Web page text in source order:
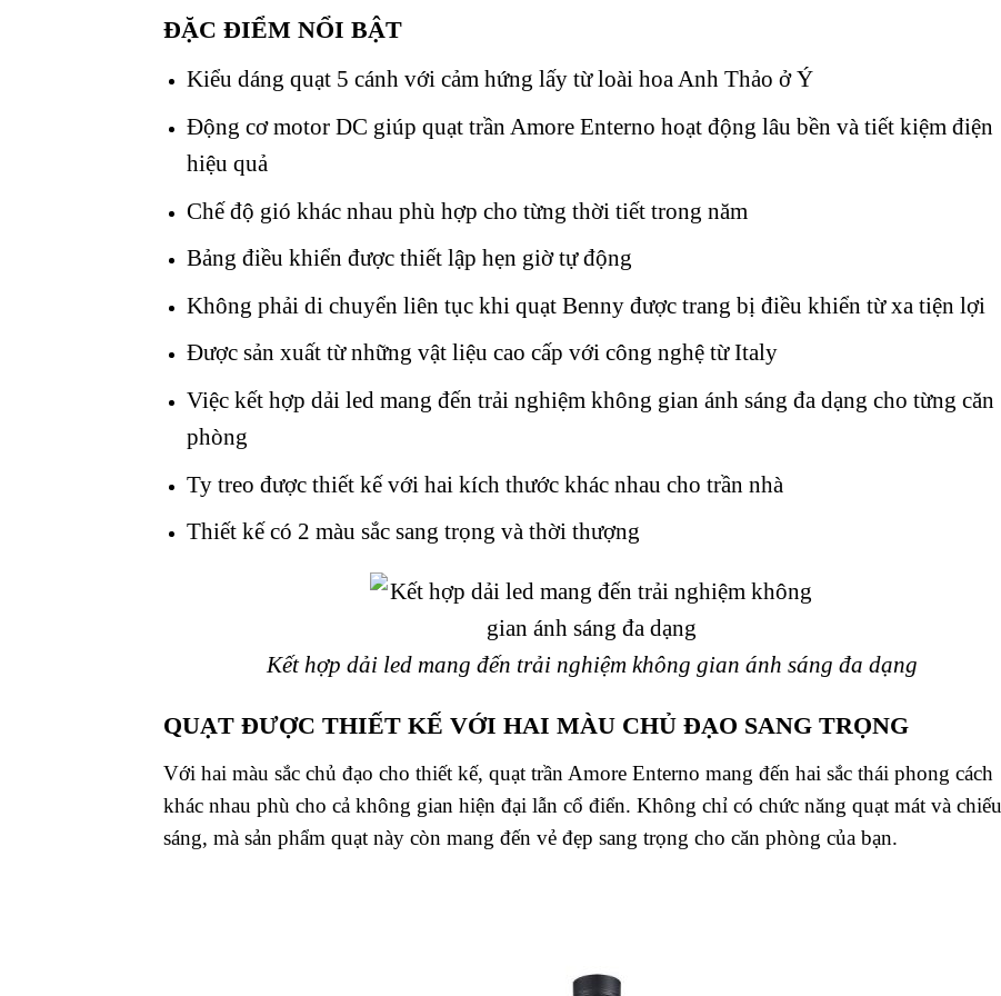
ĐẶC ĐIỂM NỔI BẬT
Kiểu dáng quạt 5 cánh với cảm hứng lấy từ loài hoa Anh Thảo ở Ý
Động cơ motor DC giúp quạt trần Amore Enterno hoạt động lâu bền và tiết kiệm điện
hiệu quả
Chế độ gió khác nhau phù hợp cho từng thời tiết trong năm
Bảng điều khiển được thiết lập hẹn giờ tự động
Không phải di chuyển liên tục khi quạt Benny được trang bị điều khiển từ xa tiện lợi
Được sản xuất từ những vật liệu cao cấp với công nghệ từ Italy
Việc kết hợp dải led mang đến trải nghiệm không gian ánh sáng đa dạng cho từng căn
phòng
Ty treo được thiết kế với hai kích thước khác nhau cho trần nhà
Thiết kế có 2 màu sắc sang trọng và thời thượng
Kết hợp dải led mang đến trải nghiệm không gian ánh sáng đa dạng
QUẠT ĐƯỢC THIẾT KẾ VỚI HAI MÀU CHỦ ĐẠO SANG TRỌNG
Với hai màu sắc chủ đạo cho thiết kế, quạt trần Amore Enterno mang đến hai sắc thái phong cách
khác nhau phù cho cả không gian hiện đại lẫn cổ điển. Không chỉ có chức năng quạt mát và chiếu
sáng, mà sản phẩm quạt này còn mang đến vẻ đẹp sang trọng cho căn phòng của bạn.